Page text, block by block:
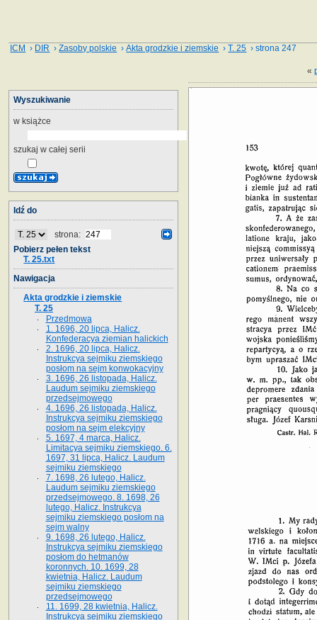
ICM › DIR ›Zasoby polskie ›Akta grodzkie i ziemskie ›T. 25 › strona 247
«
Wyszukiwanie
w książce
szukaj w całej serii
Idź do
strona:
Pobierz pełen tekst
T. 25.txt
Nawigacja
Akta grodzkie i ziemskie
T. 25
Przedmowa
1. 1696, 20 lipca, Halicz.
Konfederacya ziemian halickich
2. 1696, 20 lipca, Halicz.
Instrukcya sejmiku ziemskiego
posłom na sejm konwokacyjny
3. 1696, 26 listopada, Halicz.
Laudum sejmiku ziemskiego
przedsejmowego
4. 1696, 26 listopada, Halicz.
Instrukcya sejmiku ziemskiego
posłom na sejm elekcyjny
5. 1697, 4 marca, Halicz.
Limitacya sejmiku ziemskiego. 6.
1697, 31 lipca, Halicz. Laudum
sejmiku ziemskiego
7. 1698, 26 lutego, Halicz.
Laudum sejmiku ziemskiego
przedsejmowego. 8. 1698, 26
lutego, Halicz. Instrukcya
sejmiku ziemskiego posłom na
sejm walny
9. 1698, 26 lutego, Halicz.
Instrukcya sejmiku ziemskiego
posłom do hetmanów
koronnych. 10. 1699, 28
kwietnia, Halicz. Laudum
sejmiku ziemskiego
przedsejmowego
11. 1699, 28 kwietnia, Halicz.
Instrukcya sejmiku ziemskiego